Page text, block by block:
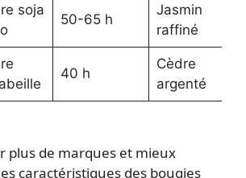
soja
50-65 h
Jasmin
raffiné
40 h
Cèdre
argenté
plus de marques et mieux
caractéristiques des bougies